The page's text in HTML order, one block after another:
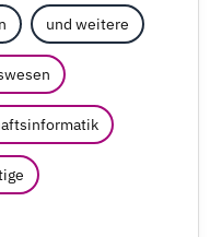
und weitere